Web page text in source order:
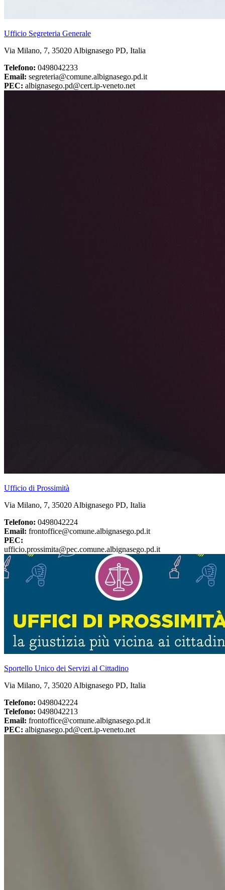
Ufficio Segreteria Generale
Via Milano, 7, 35020 Albignasego PD, Italia
Telefono: 0498042233
Email: segreteria@comune.albignasego.pd.it
PEC: albignasego.pd@cert.ip-veneto.net
Ufficio di Prossimità
Via Milano, 7, 35020 Albignasego PD, Italia
Telefono: 0498042224
Email: frontoffice@comune.albignasego.pd.it
PEC:
ufficio.prossimita@pec.comune.albignasego.pd.it
Sportello Unico dei Servizi al Cittadino
Via Milano, 7, 35020 Albignasego PD, Italia
Telefono: 0498042224
Telefono: 0498042213
Email: frontoffice@comune.albignasego.pd.it
PEC: albignasego.pd@cert.ip-veneto.net